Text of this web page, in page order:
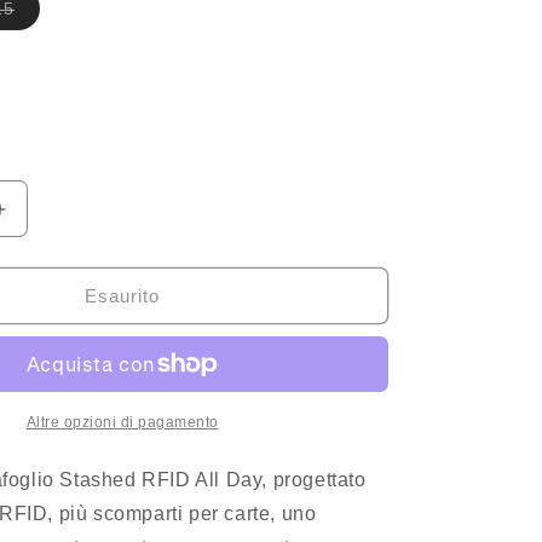
Variante
esaurita
Aumenta
STASHED
DAY
Esaurito
Altre opzioni di pagamento
Stashed RFID All Day, progettato
più scomparti per carte, uno